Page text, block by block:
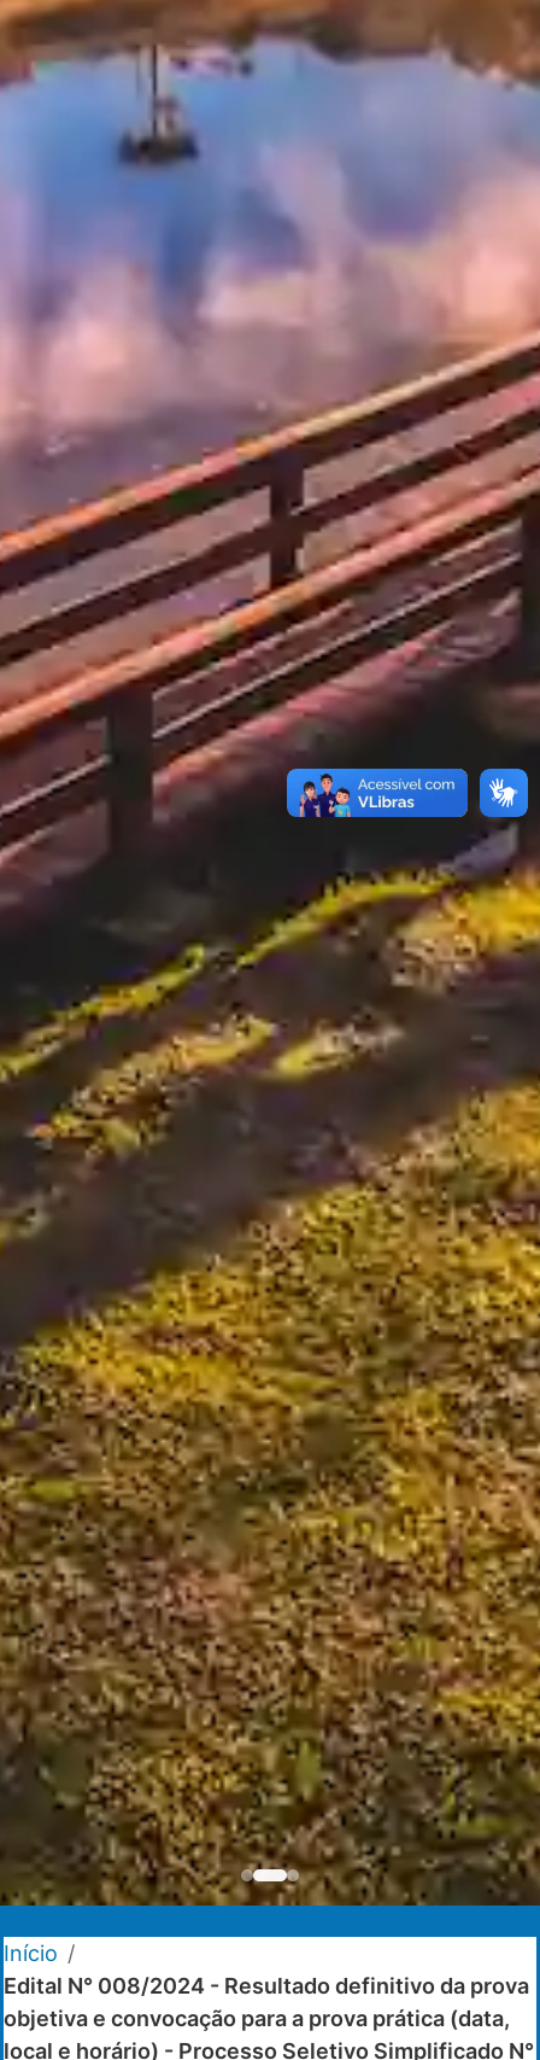
Início /
Edital N° 008/2024 - Resultado definitivo da prova
objetiva e convocação para a prova prática (data,
local e horário) - Processo Seletivo Simplificado N°